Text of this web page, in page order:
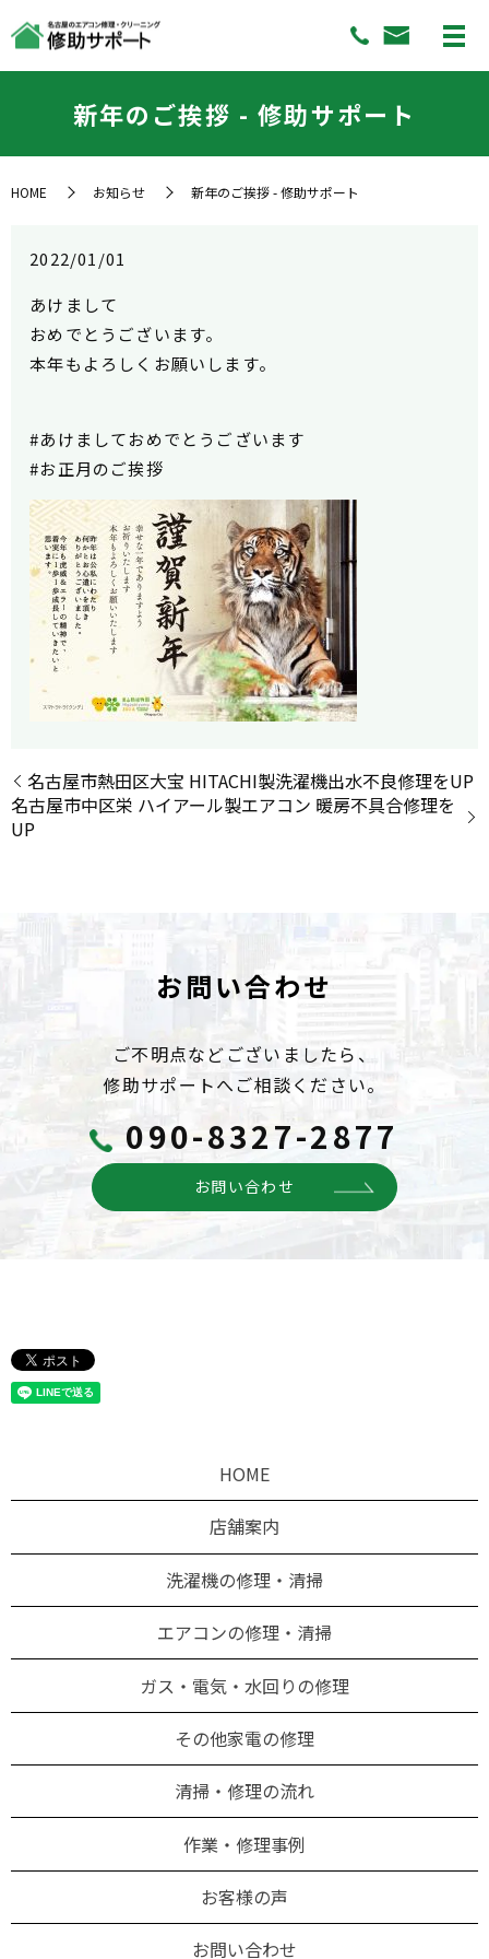
新年のご挨拶 - 修助サポート
HOME お知らせ 新年のご挨拶 - 修助サポート
2022/01/01
あけまして
おめでとうございます。
本年もよろしくお願いします。
#あけましておめでとうございます
#お正月のご挨拶
名古屋市熱田区大宝 HITACHI製洗濯機出水不良修理をUP
名古屋市中区栄 ハイアール製エアコン 暖房不具合修理を
UP
お問い合わせ
ご不明点などございましたら、
修助サポートへご相談ください。
090-8327-2877
お問い合わせ
HOME
店舗案内
洗濯機の修理・清掃
エアコンの修理・清掃
ガス・電気・水回りの修理
その他家電の修理
清掃・修理の流れ
作業・修理事例
お客様の声
お問い合わせ